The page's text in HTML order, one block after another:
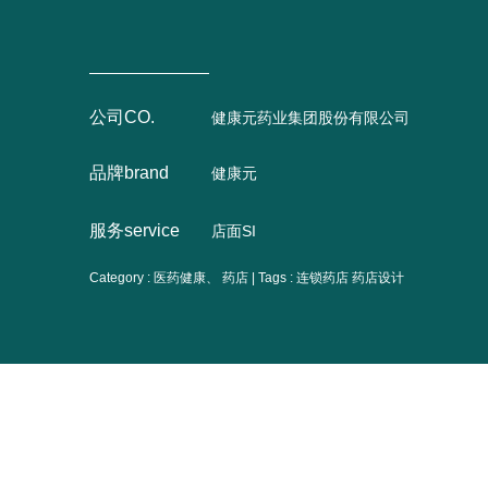
公司CO. 健康元药业集团股份有限公司
品牌brand 健康元
服务service 店面SI
Category : 医药健康、 药店 | Tags : 连锁药店 药店设计